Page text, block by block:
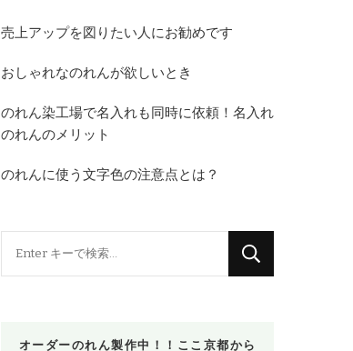
売上アップを図りたい人にお勧めです
おしゃれなのれんが欲しいとき
のれん染工場で名入れも同時に依頼！名入れ
のれんのメリット
のれんに使う文字色の注意点とは？
オーダーのれん製作中！！ここ京都から